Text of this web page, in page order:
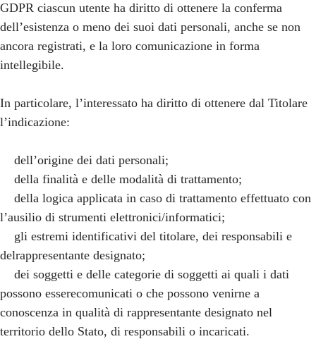
GDPR ciascun utente ha diritto di ottenere la conferma
dell’esistenza o meno dei suoi dati personali, anche se non
ancora registrati, e la loro comunicazione in forma
intellegibile.
In particolare, l’interessato ha diritto di ottenere dal Titolare
l’indicazione:
dell’origine dei dati personali;
della finalità e delle modalità di trattamento;
della logica applicata in caso di trattamento effettuato con
l’ausilio di strumenti elettronici/informatici;
gli estremi identificativi del titolare, dei responsabili e
delrappresentante designato;
dei soggetti e delle categorie di soggetti ai quali i dati
possono esserecomunicati o che possono venirne a
conoscenza in qualità di rappresentante designato nel
territorio dello Stato, di responsabili o incaricati.